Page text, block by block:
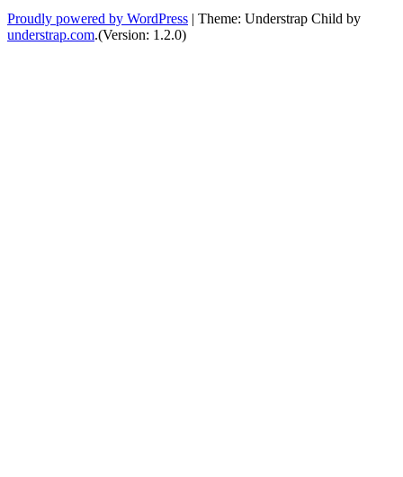
Proudly powered by WordPress
Theme: Understrap Child by
understrap.com.(Version: 1.2.0)